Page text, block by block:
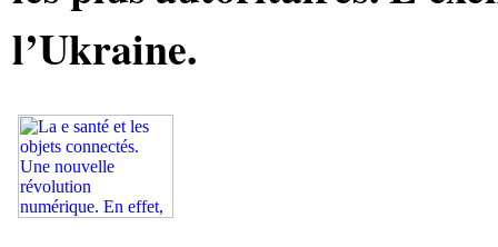
l’Ukraine.